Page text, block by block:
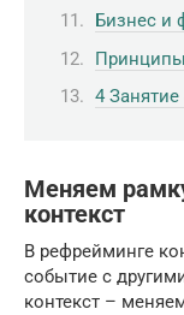
Бизнес и
4 Занятие
Меняем
контекст
В рефрейминге
событие с
контекст –